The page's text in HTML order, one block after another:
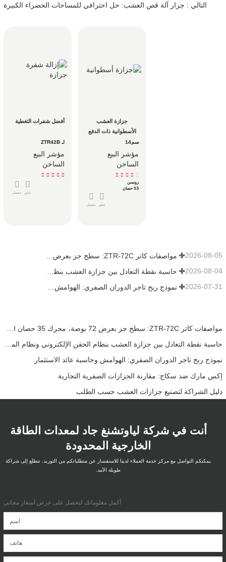
التالي : جرار آلة قص العشب: حل احترافي للمساحات الخضراء الكبيرة
أفضل شفرات التغطية
لـ ZTR42B
مؤشر البيع
الساخن
مفصل شاور
جزازة العشب
سم14
مؤشر البيع
الساخن
زونسن
3.5 حصان
مفصل شاور
2026-08-05
2026-08-04
نموذج ربح تاجر الدوران الصفري: الهوامش وحاسبة عائد الاستثمار 2026-07-31
نموذج ربح تاجر الدوران الصفري: الهوامش وحاسبة عائد الاستثمار
إكس مارك ضد سكاج: مقارنة الجزازات الصفرية التجارية
دليل الشراكة لتصنيع جزازات العشب حسب الطلب
أنت في شركة لياوتشنغ جاد لمعدات الطاقة
الخارجية المحدودة
يمكنكم التواصل مع مركز خدمة العملاء لدينا للاستفسار عن متطلباتكم من التوريد. نتطلع إلى شراكة
طويلة الأمد.
أكمل معلوماتك لتحصل على عرض أسعار مجاني